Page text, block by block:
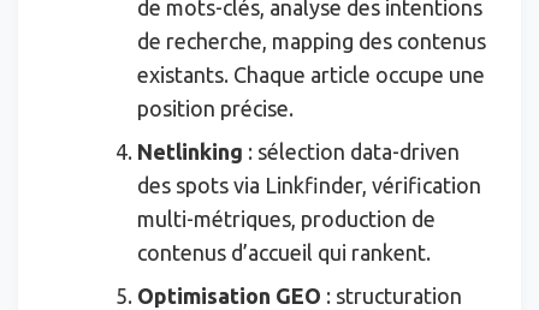
de mots-clés, analyse des intentions
de recherche, mapping des contenus
existants. Chaque article occupe une
position précise.
Netlinking : sélection data-driven
des spots via Linkfinder, vérification
multi-métriques, production de
contenus d’accueil qui rankent.
Optimisation GEO : structuration